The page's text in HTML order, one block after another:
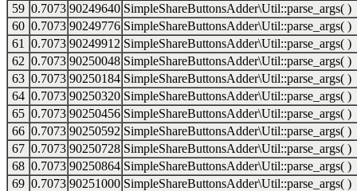
59 0.7073 90249640 SimpleShareButtonsAdder\Util::parse_args( )
60 0.7073 90249776 SimpleShareButtonsAdder\Util::parse_args( )
61
0.7073 90249912 SimpleShareButtonsAdder\Util::parse_args( )
62 0.7073 90250048 SimpleShareButtonsAdder\Util::parse_args( )
63 0.7073 90250184 SimpleShareButtonsAdder\Util::parse_args( )
64 0.7073 90250320 SimpleShareButtonsAdder\Util::parse_args( )
65 0.7073 90250456 SimpleShareButtonsAdder\Util::parse_args( )
66 0.7073 90250592 SimpleShareButtonsAdder\Util::parse_args( )
67 0.7073 90250728 SimpleShareButtonsAdder\Util::parse_args( )
68 0.7073 90250864 SimpleShareButtonsAdder\Util::parse_args( )
69 0.7073 90251000 SimpleShareButtonsAdder\Util::parse_args( )